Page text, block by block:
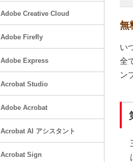
無
い
全
ン
Adobe Creative Cloud
Adobe Firefly
Adobe Express
Acrobat Studio
Adobe Acrobat
Acrobat AI アシスタント
Acrobat Sign